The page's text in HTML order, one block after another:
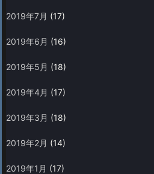
2019年7月 (17)
2019年6月 (16)
2019年5月 (18)
2019年4月 (17)
2019年3月 (18)
2019年2月 (14)
2019年1月 (17)